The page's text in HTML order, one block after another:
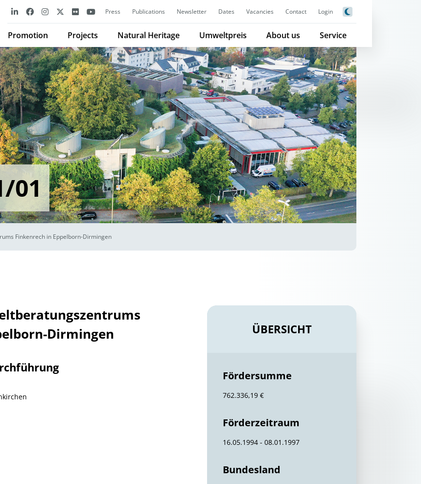
Press Publications Newsletter Dates Vacancies Contact Login
Promotion Projects Natural Heritage Umweltpreis About us Service
01
Finkenrech in Eppelborn-Dirmingen
Dirmingen
ÜBERSICHT
Fördersumme
762.336,19 €
Förderzeitraum
16.05.1994 - 08.01.1997
Bundesland